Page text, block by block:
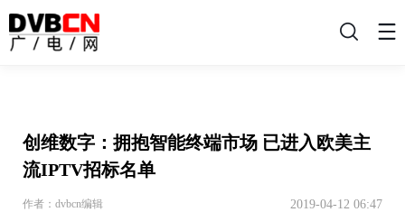
搜
创维数字：拥抱智能终端市场 已进入欧美主
流IPTV招标名单
作者：dvbcn编辑 2019-04-12 06:47